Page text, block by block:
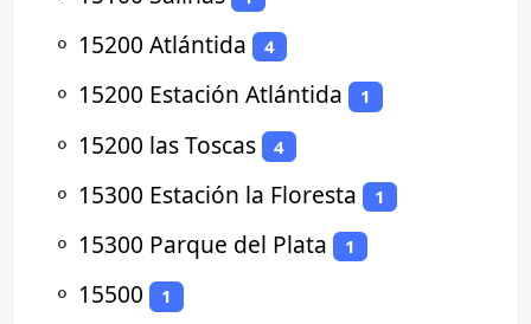
⚬ 15200 Atlántida 4
⚬ 15200 Estación Atlántida 1
⚬ 15200 las Toscas 4
⚬ 15300 Estación la Floresta 1
⚬ 15300 Parque del Plata 1
⚬ 15500 1